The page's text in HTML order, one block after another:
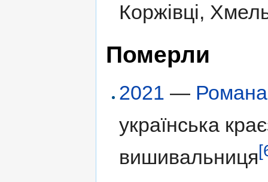
Коржівці,
Померли
2021 —
українська
вишивальниця